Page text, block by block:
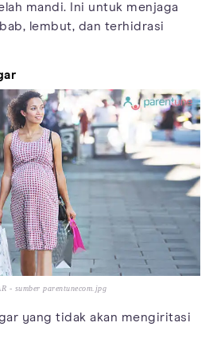
mandi. Ini untuk menjaga
lembut, dan terhidrasi
- sumber parentunecom.jpg
yang tidak akan mengiritasi